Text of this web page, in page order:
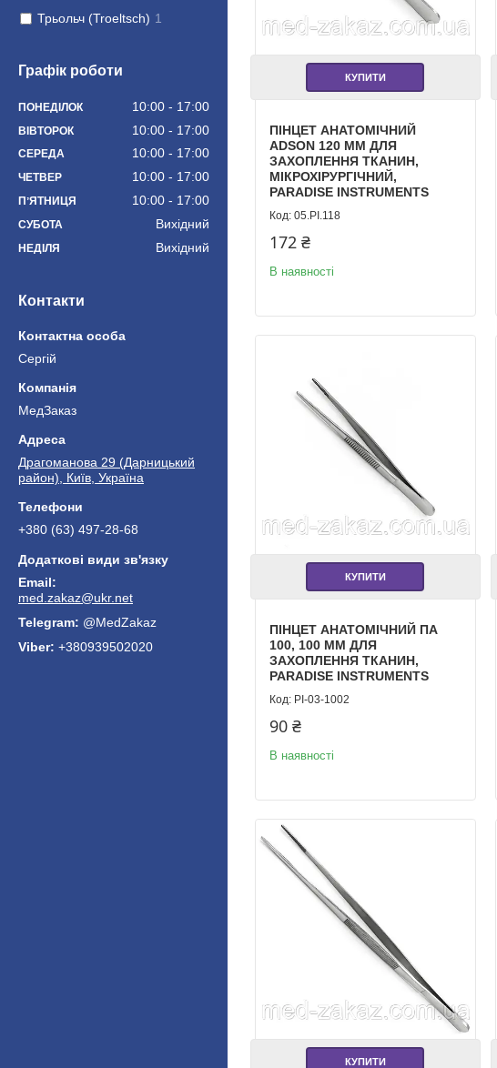
Трьольч (Troeltsch) 1
Графік роботи
ПОНЕДІЛОК 10:00 17:00
ВІВТОРОК 10:00 17:00
СЕРЕДА 10:00 17:00
ЧЕТВЕР 10:00 17:00
ПʼЯТНИЦЯ 10:00 17:00
СУБОТА Вихідний
НЕДІЛЯ Вихідний
Контакти
Сергій
МедЗаказ
Драгоманова 29 (Дарницький
район), Київ, Україна
+380 (63) 497-28-68
med.zakaz@ukr.net
@MedZakaz
+380939502020
КУПИТИ
ПІНЦЕТ АНАТОМІЧНИЙ
ADSON 120 ММ ДЛЯ
ЗАХОПЛЕННЯ ТКАНИН,
МІКРОХІРУРГІЧНИЙ,
PARADISE INSTRUMENTS
05.PI.118
172 ₴
В наявності
КУПИТИ
ПІНЦЕТ АНАТОМІЧНИЙ ПА
100, 100 ММ ДЛЯ
ЗАХОПЛЕННЯ ТКАНИН,
PARADISE INSTRUMENTS
PI-03-1002
90 ₴
В наявності
КУПИТИ